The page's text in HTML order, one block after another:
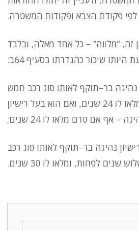
פקודת הצבא ופקודות המשטרה.
זה, “מלווה” – כל אחד מאלה, ובלבד
היותו שיכור כהגדרתו בסעיף64 ב:
נהיגה בר–תוקף לאותו סוג רכב חמש
לו 24 שנים, ואם הוא בעל רישיון
– אף אם טרם מלאו לו 24 שנים;
נהיגה בר–תוקף לאותו סוג רכב
שנים לפחות, ומלאו לו שנים.